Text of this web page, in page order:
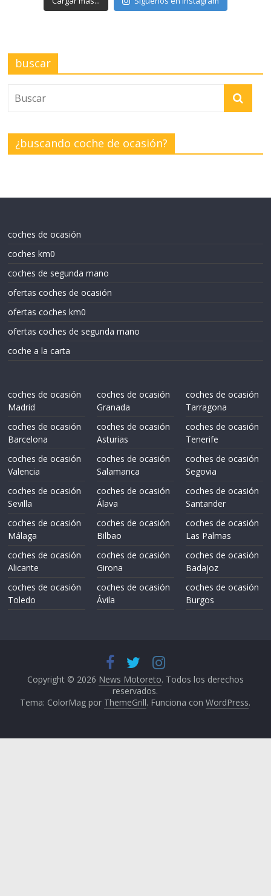
buscar
¿buscando coche de ocasión?
coches de ocasión
coches km0
coches de segunda mano
ofertas coches de ocasión
ofertas coches km0
ofertas coches de segunda mano
coche a la carta
coches de ocasión
Madrid
coches de ocasión
Barcelona
coches de ocasión
Valencia
coches de ocasión
Sevilla
coches de ocasión
Málaga
coches de ocasión
Alicante
coches de ocasión
Toledo
coches de ocasión
Granada
coches de ocasión
Asturias
coches de ocasión
Salamanca
coches de ocasión
Álava
coches de ocasión
Bilbao
coches de ocasión
Girona
coches de ocasión
Ávila
coches de ocasión
Tarragona
coches de ocasión
Tenerife
coches de ocasión
Segovia
coches de ocasión
Santander
coches de ocasión
Las Palmas
coches de ocasión
Badajoz
coches de ocasión
Burgos
Copyright © 2026 News Motoreto. Todos los derechos
reservados.
Tema: ColorMag por ThemeGrill. Funciona conWordPress.